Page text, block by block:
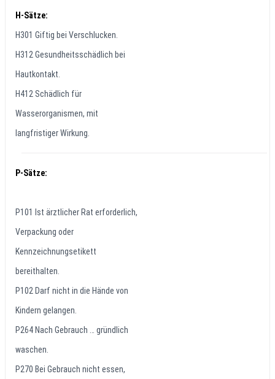
H-Sätze:
H301 Giftig bei Verschlucken.
H312 Gesundheitsschädlich bei
Hautkontakt.
H412 Schädlich für
Wasserorganismen, mit
langfristiger Wirkung.
P-Sätze:
P101 Ist ärztlicher Rat erforderlich,
Verpackung oder
Kennzeichnungsetikett
bereithalten.
P102 Darf nicht in die Hände von
Kindern gelangen.
P264 Nach Gebrauch … gründlich
waschen.
P270 Bei Gebrauch nicht essen,